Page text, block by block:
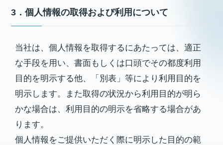
3．個人情報の取得および利用について
当社は、個人情報を取得するにあたっては、適正
な手段を用い、書面もしくは口頭でその都度利用
目的を明示する他、「別表」等により利用目的を
明示します。また取得の状況から利用目的が明ら
かな場合は、利用目的の明示を省略する場合があ
ります。
個人情報をご提供いただく際に明示した目的の範